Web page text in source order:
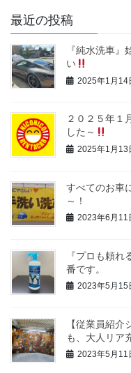
最近の投稿
『純水洗車
い
2025年1月14
２０２５年１
した～
2025年1月13
すべてのお車
～！
2023年6月11
『プロも頼
番です。
2023年5月15
【従業員紹
も、大人リア
2023年5月11